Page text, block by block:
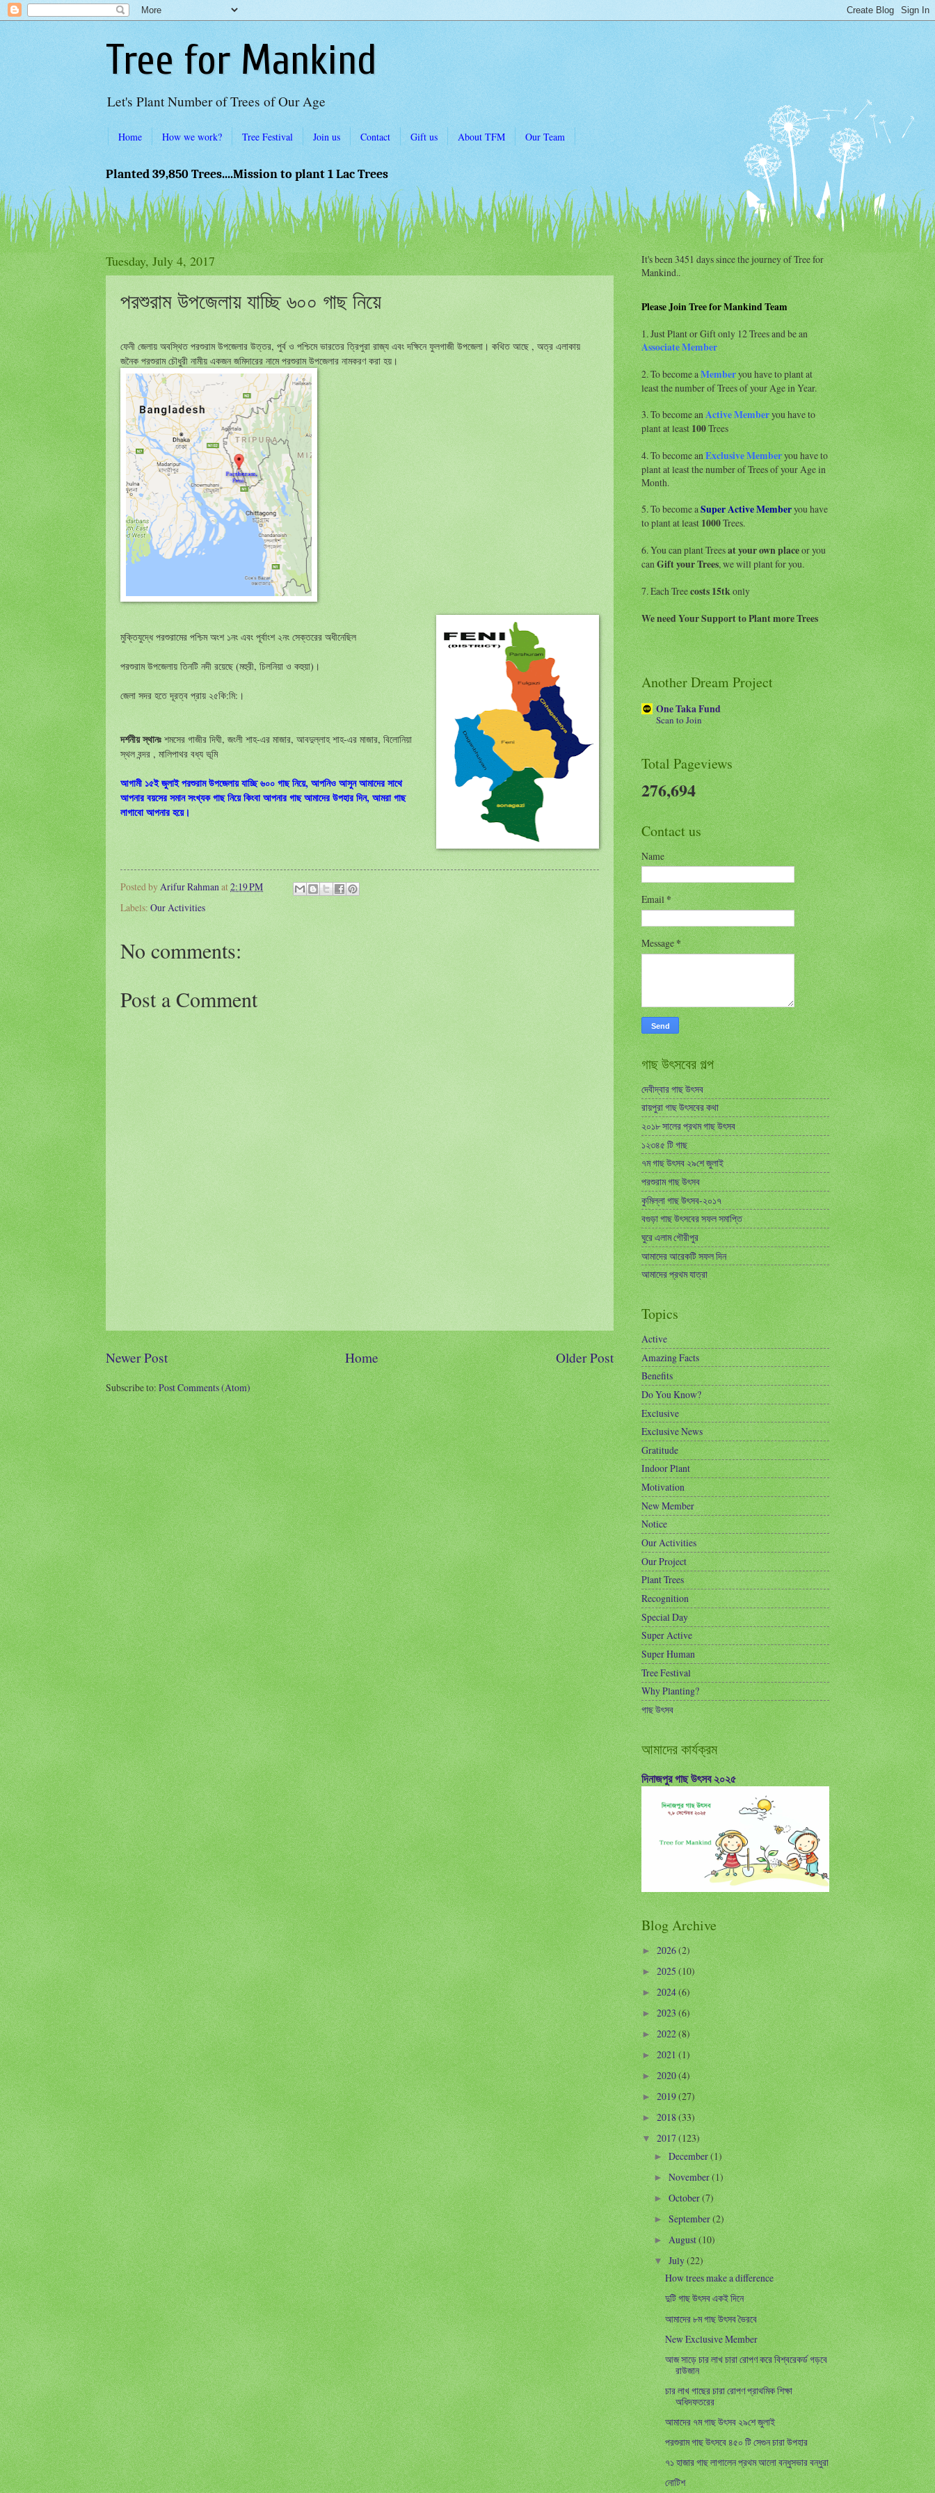
Tree for Mankind
Let's Plant Number of Trees of Our Age
Home How we work? Tree Festival Join us Contact Gift us About TFM Our Team
Planted 39,850 Trees....Mission to plant 1 Lac Trees
Tuesday, July 4, 2017
পরশুরাম উপজেলায় যাচ্ছি ৬০০ গাছ নিয়ে
ফেনী জেলায় অবস্থিত পরশুরাম উপজেলার উত্তর, পুর্ব ও পশ্চিমে ভারতের ত্রিপুরা রাজ্য এবং দক্ষিনে ফুলগাজী উপজেলা। কথিত আছে , অত্র এলাকায়
জনৈক পরশুরাম চৌধুরী নামীয় একজন জমিদারের নামে পরশুরাম উপজেলার নামকরণ করা হয়।
মুক্তিযুদ্ধে পরশুরামের পশ্চিম অংশ ১নং এবং পূর্বাংশ ২নং সেক্তরের অধীনেছিল
পরশুরাম উপজেলায় তিনটি নদী রয়েছে (মহুরী, চিলনিয়া ও কহুয়া)।
জেলা সদর হতে দূরত্ব প্রায় ২৫কি:মি:।
দর্শনীয় স্থানঃ শমসের গাজীর দিঘী, জংলী শাহ-এর মাজার, আবদুল্লাহ শাহ-এর মাজার, বিলোনিয়া
স্থল বন্দর , মালিপাথর বধ্য ভূমি
আগামী ১৫ই জুলাই পরশুরাম উপজেলায় যাচ্ছি ৬০০ গাছ নিয়ে, আপনিও আসুন আমাদের সাথে
আপনার বয়সের সমান সংখ্যক গাছ নিয়ে কিংবা আপনার গাছ আমাদের উপহার দিন, আমরা গাছ
লাগাবো আপনার হয়ে।
Posted by Arifur Rahmanat2:19 PM
Labels: Our Activities
No comments:
Post a Comment
Newer Post Older Post
Home
Subscribe to:Post Comments (Atom)
It's been 3451 days since the journey of Tree for
Mankind..
Please Join Tree for Mankind Team
1. Just Plant or Gift only 12 Trees and be an
AssociateMember
2. To become aMemberyou have to plant at
least the number of Trees of your Age in Year.
3. To become anActive Memberyou have to
plant at least100Trees
4. To become anExclusive Memberyou have to
plant at least the number of Trees of your Age in
Month.
5. To become aSuper ActiveMemberyou have
to plant at least1000Trees.
6. You can plant Treesat your own placeor you
canGift your Trees, we will plant for you.
7. Each Treecosts 15tkonly
We need Your Support to Plant more Trees
Another Dream Project
One Taka Fund
Scan to Join
Total Pageviews
276,694
Contact us
Name
Email*
Message*
গাছ উৎসবের গল্প
দেবীদ্বার গাছ উৎসব
রায়পুরা গাছ উৎসবের কথা
২০১৮ সালের প্রথম গাছ উৎসব
১২৩৪৫ টি গাছ
৭ম গাছ উৎসব ২৯শে জুলাই
পরশুরাম গাছ উৎসব
কুমিল্লা গাছ উৎসব-২০১৭
বগুড়া গাছ উৎসবের সফল সমাপ্তি
ঘুরে এলাম গৌরীপুর
আমাদের আরেকটি সফল দিন
আমাদের প্রথম যাত্রা
Topics
Active
Amazing Facts
Benefits
Do You Know?
Exclusive
Exclusive News
Gratitude
Indoor Plant
Motivation
New Member
Notice
Our Activities
Our Project
Plant Trees
Recognition
Special Day
Super Active
Super Human
Tree Festival
Why Planting?
গাছ উৎসব
আমাদের কার্যক্রম
দিনাজপুর গাছ উৎসব ২০২৫
Blog Archive
► 2026(2)
►2025(10)
►2024(6)
► 2023(6)
►2022(8)
►2021(1)
►2020(4)
►2019(27)
►2018(33)
▼2017(123)
► December(1)
►November(1)
►October(7)
►September(2)
►August(10)
▼July(22)
How trees make a difference
দুটি গাছ উৎসব একই দিনে
আমাদের ৮ম গাছ উৎসব ভৈরবে
New Exclusive Member
আজ সাড়ে চার লাখ চারা রোপণ করে বিশ্বরেকর্ড গড়বে
রাউজান
চার লাখ গাছের চারা রোপণ প্রাথমিক শিক্ষা
অধিদফতরের
আমাদের ৭ম গাছ উৎসব ২৯শে জুলাই
পরশুরাম গাছ উৎসবে ৪৫০ টি সেগুন চারা উপহার
৭১ হাজার গাছ লাগালেন প্রথম আলো বন্ধুসভার বন্ধুরা
নোটিশ